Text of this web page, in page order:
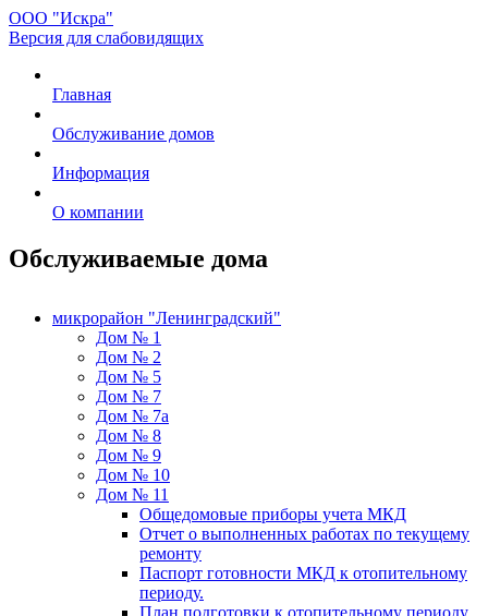
ООО "Искра"
Версия для слабовидящих
Главная
Обслуживание домов
Информация
О компании
Обслуживаемые дома
микрорайон "Ленинградский"
Дом № 1
Дом № 2
Дом № 5
Дом № 7
Дом № 7а
Дом № 8
Дом № 9
Дом № 10
Дом № 11
Общедомовые приборы учета МКД
Отчет о выполненных работах по текущему
ремонту
Паспорт готовности МКД к отопительному
периоду.
План подготовки к отопительному периоду